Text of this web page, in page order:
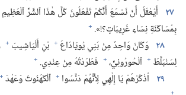
٢٧ أَيُعْقَلُ أَنْ نَسْمَعَ أَنَّكُمْ تَفْعَلُونَ كُلَّ هٰذَا ٱلشَّرِّ ٱلْعَظِيمِ
بِمُسَاكَنَةِ نِسَاءٍ غَرِيبَاتٍ؟‏!‏».‏ +
٢٨ وَكَانَ وَاحِدٌ مِنْ بَنِي يُويَادَاعَ + بْنِ أَلْيَاشِيبَ +
لِسَنْبَلَّطَ + ٱلْحُورُونِيِّ،‏ + فَطَرَدْتُهُ مِنْ عِنْدِي.‏ +
٢٩ اُذْكُرْهُمْ يَا إِلٰهِي لِأَنَّهُمْ دَنَّسُوا + ٱلْكَهَنُوتَ وَعَهْدَ +